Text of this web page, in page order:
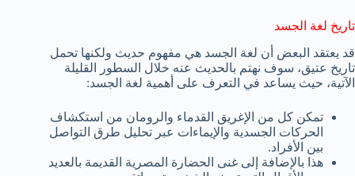
تاريخ لغة الجسد
قد يعتقد البعض أن لغة الجسد هي مفهوم حديث ولكنها تحمل
تاريخ عتيق، سوف نهتم بالحديث عنه خلال السطور القليلة
الآتية، حيث يساعد في التعرف على أهمية لغة الجسد:
تمكن كل من الإغريق القدماء والرومان من استكشاف
الحركات الجسدية والإيماءات عبر تحليل طرق التواصل
بين الأفراد.
هذا بالإضافة إلى غنى الحضارة المصرية القديمة بالعديد